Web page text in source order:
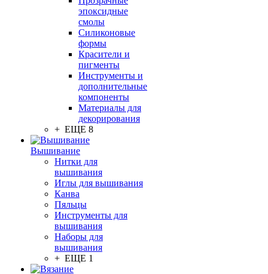
эпоксидные
смолы
Силиконовые
формы
Красители и
пигменты
Инструменты и
дополнительные
компоненты
Материалы для
декорирования
+ ЕЩЕ 8
Вышивание
Нитки для
вышивания
Иглы для вышивания
Канва
Пяльцы
Инструменты для
вышивания
Наборы для
вышивания
+ ЕЩЕ 1